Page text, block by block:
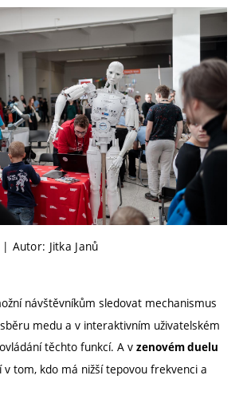
Autor: Jitka Janů
návštěvníkům sledovat mechanismus
medu a v interaktivním uživatelském
těchto funkcí. A v zenovém duelu
v tom, kdo má nižší tepovou frekvenci a